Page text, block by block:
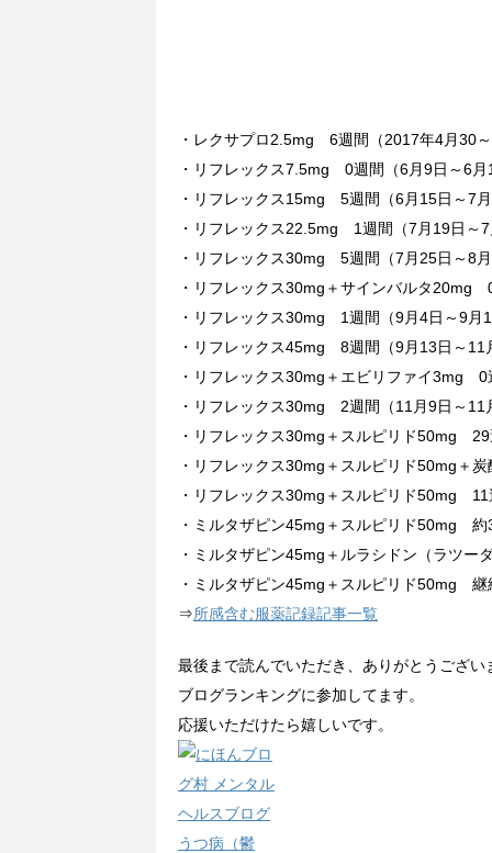
・レクサプロ2.5mg 6週間（2017年4月30
・リフレックス7.5mg 0週間（6月9日～6月
・リフレックス15mg 5週間（6月15日～7
・リフレックス22.5mg 1週間（7月19日～
・リフレックス30mg 5週間（7月25日～8
・リフレックス30mg＋サインバルタ20mg
・リフレックス30mg 1週間（9月4日～9月
・リフレックス45mg 8週間（9月13日～11
・リフレックス30mg＋エビリファイ3mg
・リフレックス30mg 2週間（11月9日～11
・リフレックス30mg＋スルピリド50mg
・リフレックス30mg＋スルピリド50mg＋
・リフレックス30mg＋スルピリド50mg
・ミルタザピン45mg＋スルピリド50mg
・ミルタザピン45mg＋ルラシドン（ラツ
・ミルタザピン45mg＋スルピリド50mg
⇒所感含む服薬記録記事一覧
最後まで読んでいただき、ありがとうござい
ブログランキングに参加してます。
応援いただけたら嬉しいです。